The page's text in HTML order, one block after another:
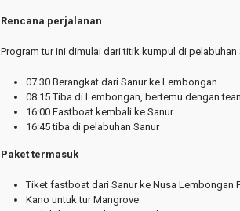
Rencana perjalanan
Program tur ini dimulai dari titik kumpul di pelabuhan
07.30 Berangkat dari Sanur ke Lembongan
08.15 Tiba di Lembongan, bertemu dengan
16:00 Fastboat kembali ke Sanur
16:45 tiba di pelabuhan Sanur
Paket termasuk
Tiket fastboat dari Sanur ke Nusa Lembongan
Kano untuk tur Mangrove